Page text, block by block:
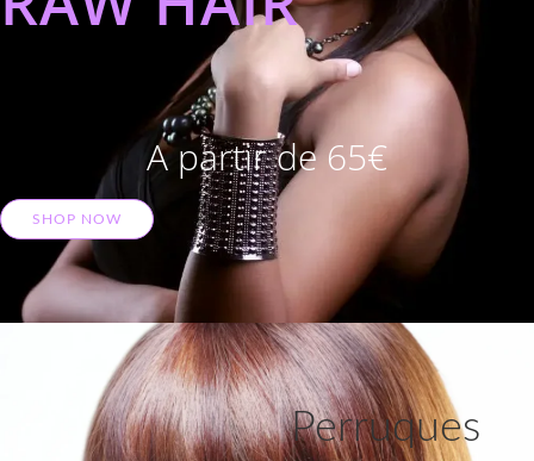
A partir de 65€
SHOP NOW
Perruques